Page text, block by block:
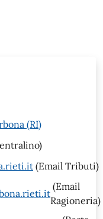
(RI)
(Email Tributi)
(Email
Ragioneria)